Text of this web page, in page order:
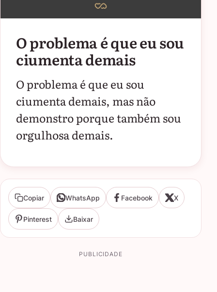
O problema é que eu sou
ciumenta demais
O problema é que eu sou
ciumenta demais, mas não
demonstro porque também sou
orgulhosa demais.
Copiar WhatsApp Facebook X
Pinterest Baixar
PUBLICIDADE